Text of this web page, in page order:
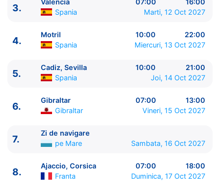
Ziua | Portul | Sosire - Plecare
----------------------------------------
Palma de Mallorca
3.
Valencia Spania
07:00 - 16:00
5.
Cadiz, Sevilla Spania
10:00 - 21:00
Gibraltar Gibraltar
07:00 - 13:00
3.
Valencia 07:00
16:00
Spania
Marti, 12 Oct 2027
4.
Motril 10:00
22:00
Spania
Miercuri, 13 Oct 2027
5.
Cadiz, Sevilla 10:00
21:00
Spania
Joi, 14 Oct 2027
6.
Gibraltar 07:00
13:00
Gibraltar
Vineri, 15 Oct 2027
7.
Zi de navigare
pe Mare
Sambata, 16 Oct 2027
8.
Ajaccio, Corsica 07:00
18:00
Franta
Duminica, 17 Oct 2027